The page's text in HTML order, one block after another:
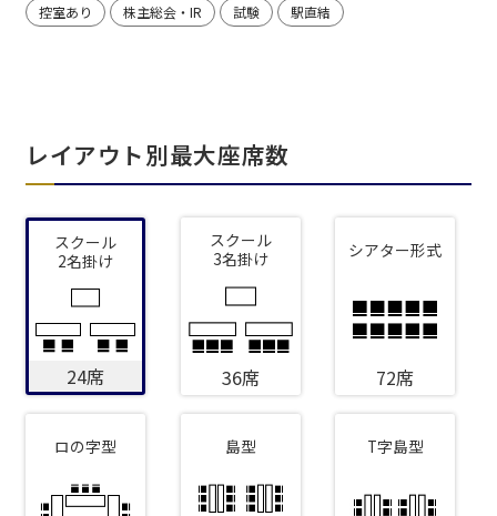
控室あり
株主総会・IR 試験 駅直結
レイアウト別最大座席数
スクール
2名掛け
24席
スクール
3名掛け
36席
シアター形式
72席
ロの字型 島型 T字島型